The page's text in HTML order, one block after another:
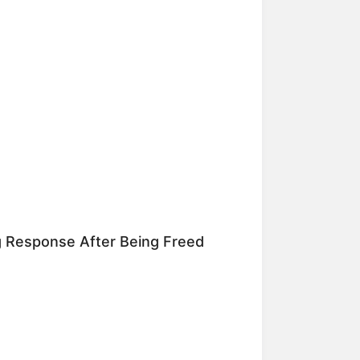
historisches Stadtbild mehr
und Wald-Michelbach kann im
der Antrieb zwar weiterhin per
Burg und Stadt eine
zu großen Teilen erhalten und
von denen zwei kostenlos
Response After Being Freed